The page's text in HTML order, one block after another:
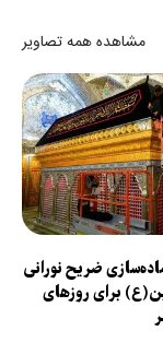
مشاهده همه تصاویر
ضریح نورانی
برای روزهای